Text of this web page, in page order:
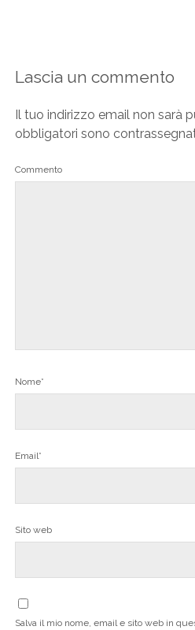
Lascia un commento
Il tuo indirizzo email non sarà
obbligatori sono
Commento
Nome*
Email*
Sito web
Salva il mio nome, email e sito web in